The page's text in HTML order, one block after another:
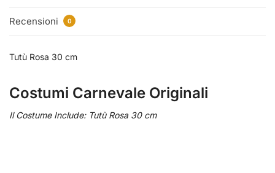
Recensioni 0
Tutù Rosa 30 cm
Costumi Carnevale Originali
Il Costume Include: Tutù Rosa 30 cm